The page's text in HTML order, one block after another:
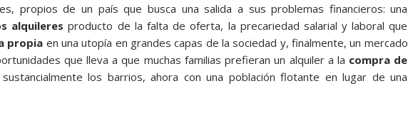
propios de un país que busca una salida a sus problemas financieros: una
alquileres producto de la falta de oferta, la precariedad salarial y laboral que
propia en una utopía en grandes capas de la sociedad y, finalmente, un mercado
que lleva a que muchas familias prefieran un alquiler a la compra de
los barrios, ahora con una población flotante en lugar de una